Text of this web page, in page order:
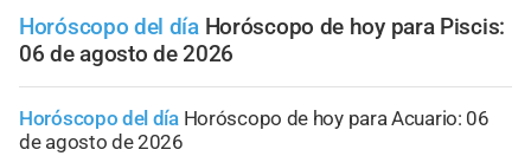
Horóscopo del día Horóscopo de hoy para Piscis:
06 de agosto de 2026
Horóscopo del día Horóscopo de hoy para Acuario: 06
de agosto de 2026